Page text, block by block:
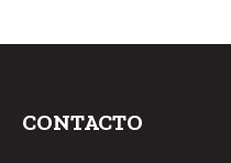
CONTACTO